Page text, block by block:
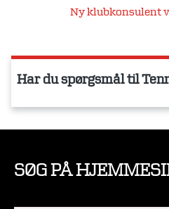
Ny klubkonsulent
Har du spørgsmål til
SØG PÅ